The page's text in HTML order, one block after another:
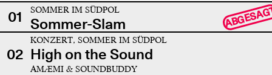
01 SOMMER IM SÜDPOL
Sommer-Slam
02
KONZERT, SOMMER IM SÜDPOL
High on the Sound
AMÆMI & SOUNDBUDDY